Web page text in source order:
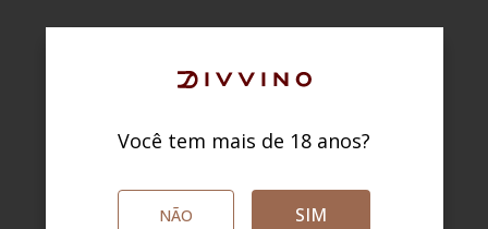
Você tem mais de 18 anos?
NÃO SIM